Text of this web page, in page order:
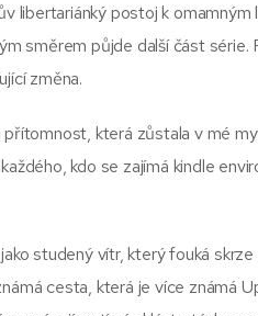
libertariánký postoj k
směrem půjde další část
změna.
která zůstala v mé
kdo se zajímá kindle
studený vítr, který fouká
cesta, která je více známá